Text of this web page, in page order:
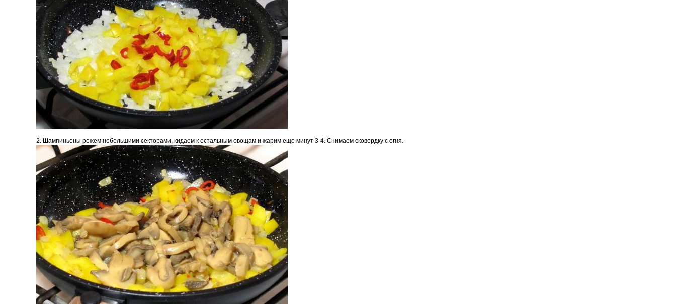
2. Шампиньоны режем небольшими секторами, кидаем к остальным овощам и жарим еще минут 3-4. Снимаем сковордку с огня.